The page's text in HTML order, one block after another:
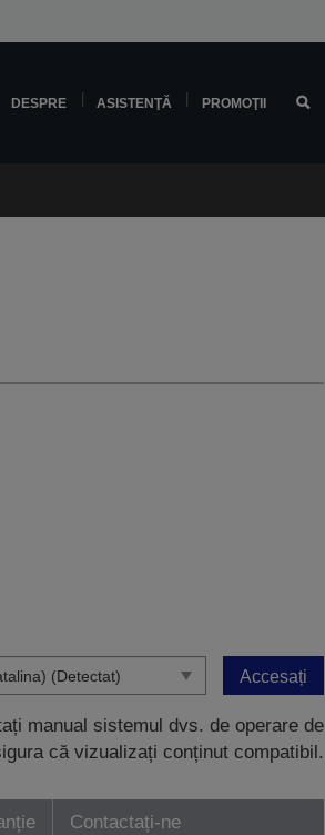
DESPRE ASISTENŢĂ PROMOŢII
Accesați
manual sistemul dvs. de operare de
că vizualizați conținut compatibil.
Contactați-ne